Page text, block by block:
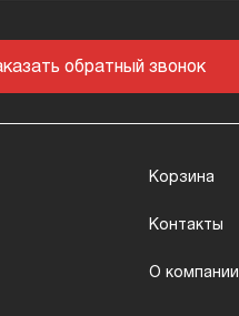
обратный звонок
Корзина
Контакты
О компании